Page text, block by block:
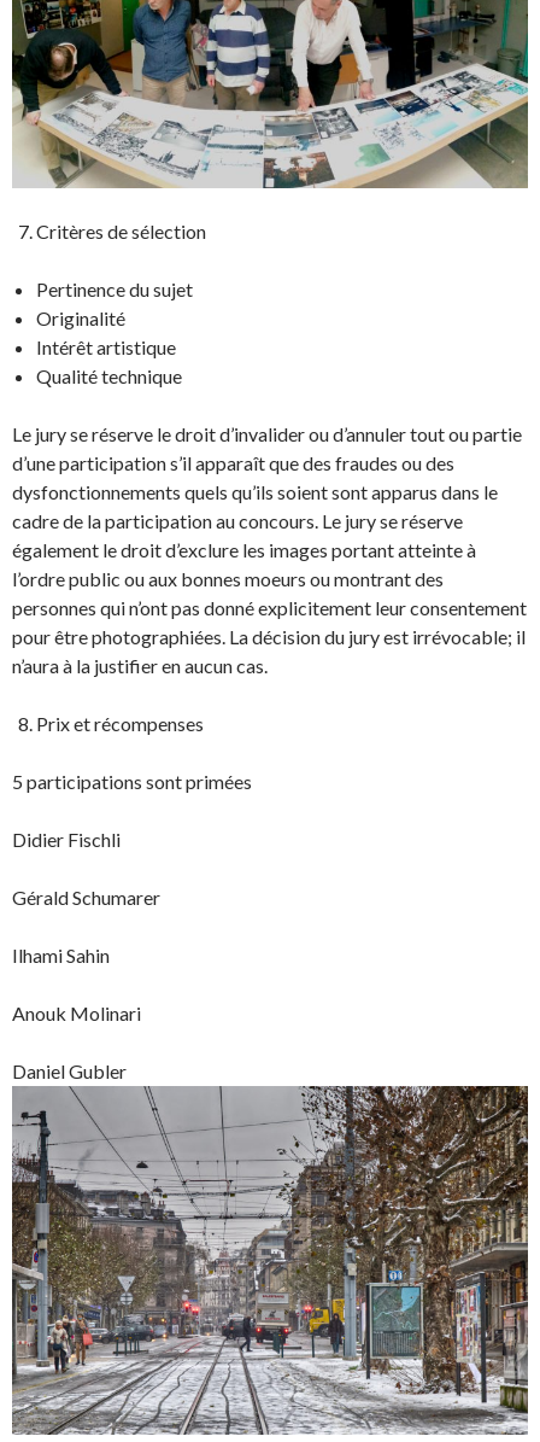
Critères de sélection
Pertinence du sujet
Originalité
Intérêt artistique
Qualité technique
Le jury se réserve le droit d’invalider ou d’annuler tout ou partie
d’une participation s’il apparaît que des fraudes ou des
dysfonctionnements quels qu’ils soient sont apparus dans le
cadre de la participation au concours. Le jury se réserve
également le droit d’exclure les images portant atteinte à
l’ordre public ou aux bonnes moeurs ou montrant des
personnes qui n’ont pas donné explicitement leur consentement
pour être photographiées. La décision du jury est irrévocable; il
n’aura à la justifier en aucun cas.
Prix et récompenses
5 participations sont primées
Didier Fischli
Gérald Schumarer
Ilhami Sahin
Anouk Molinari
Daniel Gubler